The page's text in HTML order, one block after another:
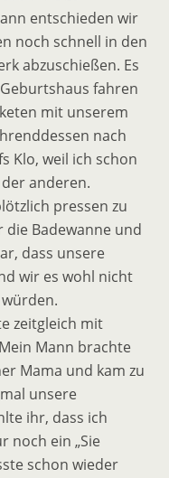
entschieden wir
noch schnell in den
abzuschießen. Es
fahren
mit unserem
nach
Klo, weil ich schon
anderen.
pressen zu
die Badewanne und
dass unsere
wir es wohl nicht
zeitgleich mit
Mann brachte
Mama und kam zu
unsere
ihr, dass ich
noch ein „Sie
schon wieder